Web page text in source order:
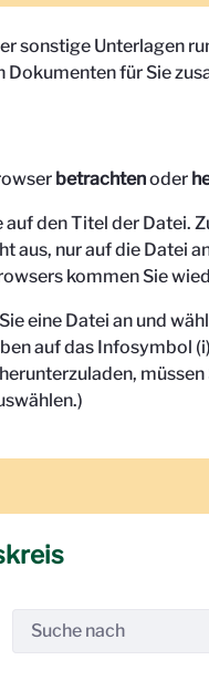
sonstige Unterlagen
Dokumenten für Sie
betrachtenoder
auf den Titel der Datei.
aus, nur auf die Datei
kommen Sie
eine Datei an und
auf das Infosymbol